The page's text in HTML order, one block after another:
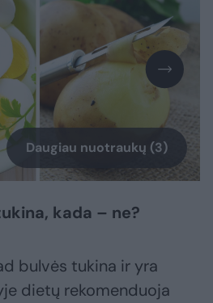
Daugiau nuotraukų (3)
kada – ne?
bulvės tukina ir yra
dietų rekomenduoja